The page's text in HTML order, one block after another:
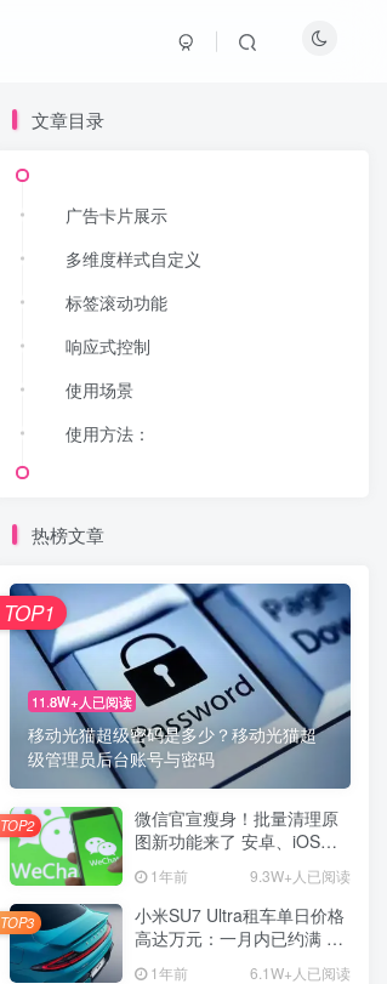
文章目录
广告卡片展示
多维度样式自定义
标签滚动功能
响应式控制
使用场景
使用方法：
热榜文章
11.8W+人已阅读
移动光猫超级密码是多少？移动光猫超
级管理员后台账号与密码
TOP1
微信官宣瘦身！批量清理原
图新功能来了 安卓、iOS均
1年前 9.3W+人已阅读
TOP2
小米SU7 Ultra租车单日价格
高达万元：一月内已约满 预
1年前 6.1W+人已阅读
TOP3